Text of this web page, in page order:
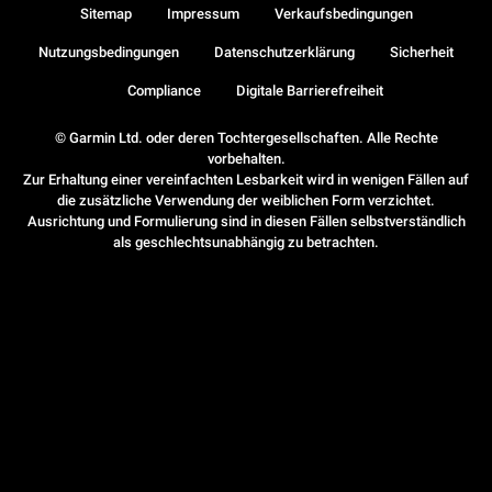
© Garmin Ltd. oder deren Tochtergesellschaften. Alle Rechte
vorbehalten.
Zur Erhaltung einer vereinfachten Lesbarkeit wird in wenigen Fällen auf
die zusätzliche Verwendung der weiblichen Form verzichtet.
Ausrichtung und Formulierung sind in diesen Fällen selbstverständlich
als geschlechtsunabhängig zu betrachten.
Sitemap Impressum Verkaufsbedingungen
Nutzungsbedingungen Datenschutzerklärung Sicherheit
Compliance Digitale Barrierefreiheit